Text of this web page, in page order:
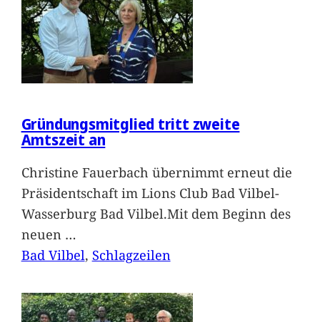
Gründungsmitglied tritt zweite
Amtszeit an
Christine Fauerbach übernimmt erneut die
Präsidentschaft im Lions Club Bad Vilbel-
Wasserburg Bad Vilbel.Mit dem Beginn des
neuen …
Bad Vilbel, Schlagzeilen